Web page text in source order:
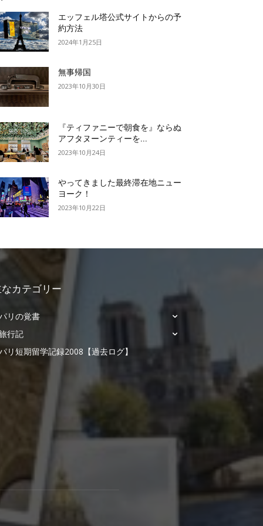
エッフェル塔公式サイトからの予
約方法
2024年1月25日
無事帰国
2023年10月30日
『ティファニーで朝食を』ならぬ
アフタヌーンティーを...
2023年10月24日
やってきました最終滞在地ニュー
ヨーク！
2023年10月22日
なカテゴリー
リの覚書
行記
リ短期留学記録2008【過去ログ】